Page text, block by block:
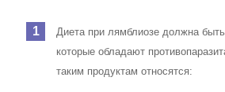
Диета при лямблиозе должна быть
которые обладают
таким продуктам относятся: